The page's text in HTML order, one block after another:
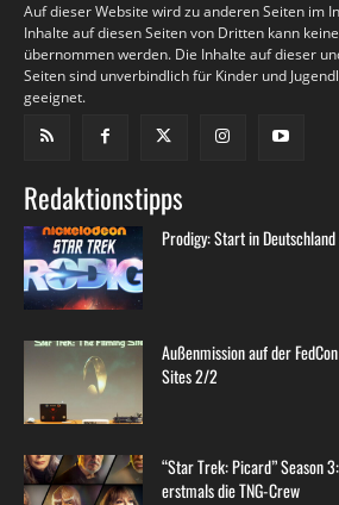
Auf dieser Website wird zu anderen Seiten im
Inhalte auf diesen Seiten von Dritten kann
übernommen werden. Die Inhalte auf dieser
Seiten sind unverbindlich für Kinder und
geeignet.
Redaktionstipps
Prodigy: Start in
Außenmission auf der
Sites 2/2
“Star Trek: Picard” Season
erstmals die TNG-Crew